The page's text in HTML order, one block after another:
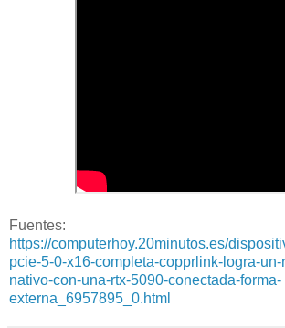
Fuentes:
https://computerhoy.20minutos.es/
pcie-5-0-x16-completa-copprlink-logra-
nativo-con-una-rtx-5090-conectada-forma-
externa_6957895_0.html